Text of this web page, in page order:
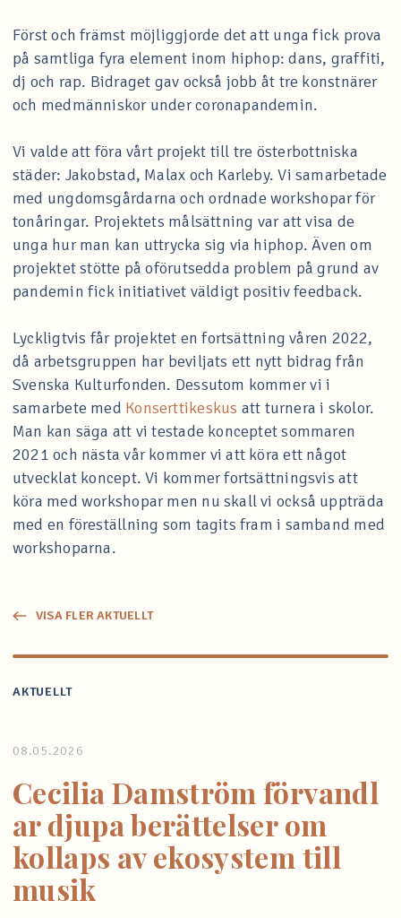
Först och främst möjliggjorde det att unga fick prova
på samtliga fyra element inom hiphop: dans, graffiti,
dj och rap. Bidraget gav också jobb åt tre konstnärer
och medmänniskor under coronapandemin.
Vi valde att föra vårt projekt till tre österbottniska
städer: Jakobstad, Malax och Karleby. Vi samarbetade
med ungdomsgårdarna och ordnade workshopar för
tonåringar. Projektets målsättning var att visa de
unga hur man kan uttrycka sig via hiphop. Även om
projektet stötte på oförutsedda problem på grund av
pandemin fick initiativet väldigt positiv feedback.
Lyckligtvis får projektet en fortsättning våren 2022,
då arbetsgruppen har beviljats ett nytt bidrag från
Svenska Kulturfonden. Dessutom kommer vi i
samarbete med Konserttikeskus att turnera i skolor.
Man kan säga att vi testade konceptet sommaren
2021 och nästa vår kommer vi att köra ett något
utvecklat koncept. Vi kommer fortsättningsvis att
köra med workshopar men nu skall vi också uppträda
med en föreställning som tagits fram i samband med
workshoparna.
VISA FLER AKTUELLT
AKTUELLT
08.05.2026
Cecilia Damström förvandl
ar djupa berättelser om
kollaps av ekosystem till
musik